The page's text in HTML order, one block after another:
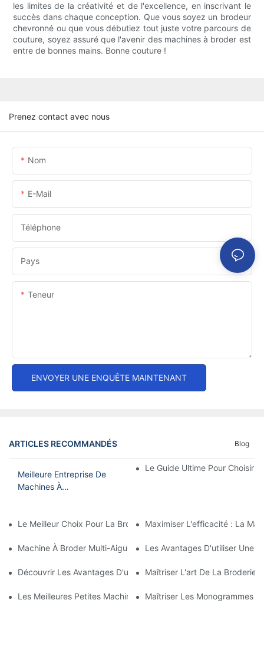
les limites de la créativité et de l'excellence, en inscrivant le
succès dans chaque conception. Que vous soyez un brodeur
chevronné ou que vous débutiez tout juste votre parcours de
couture, soyez assuré que l'avenir des machines à broder est
entre de bonnes mains. Bonne couture !
Prenez contact avec nous
Nom
E-Mail
Téléphone
Pays
Teneur
ENVOYER UNE ENQUÊTE MAINTENANT
ARTICLES RECOMMANDÉS Blog
Meilleure Entreprise De
Machines À
Broderie
Le Guide Ultime Pour Choisir
Le Meilleur Choix Pour La Broderie À Domicile : La Meilleure
Maximiser L'efficacité : La
Machine À Broder Multi-Aiguilles Abordable : Une Option
Les Avantages D'utiliser Une
Découvrir Les Avantages D'une Machine À Broder Multi-Aiguilles
Maîtriser L'art De La Broderie
Les Meilleures Petites Machines À Broder Commerciales Pour
Maîtriser Les Monogrammes :